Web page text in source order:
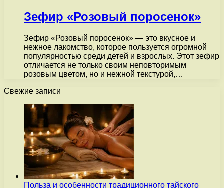
Зефир «Розовый поросенок»
Зефир «Розовый поросенок» — это вкусное и
нежное лакомство, которое пользуется огромной
популярностью среди детей и взрослых. Этот зефир
отличается не только своим неповторимым
розовым цветом, но и нежной текстурой,…
Свежие записи
Польза и особенности традиционного тайского